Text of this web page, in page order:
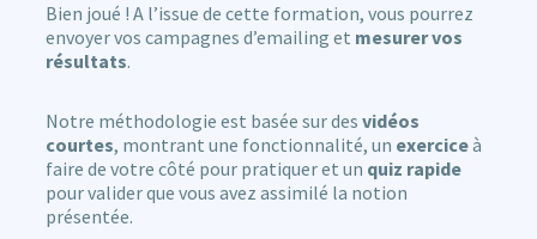
Bien joué ! A l’issue de cette formation, vous pourrez
envoyer vos campagnes d’emailing et mesurer vos
résultats.
Notre méthodologie est basée sur des vidéos
courtes, montrant une fonctionnalité, un exerciceà
faire de votre côté pour pratiquer et un quiz rapide
pour valider que vous avez assimilé la notion
présentée.